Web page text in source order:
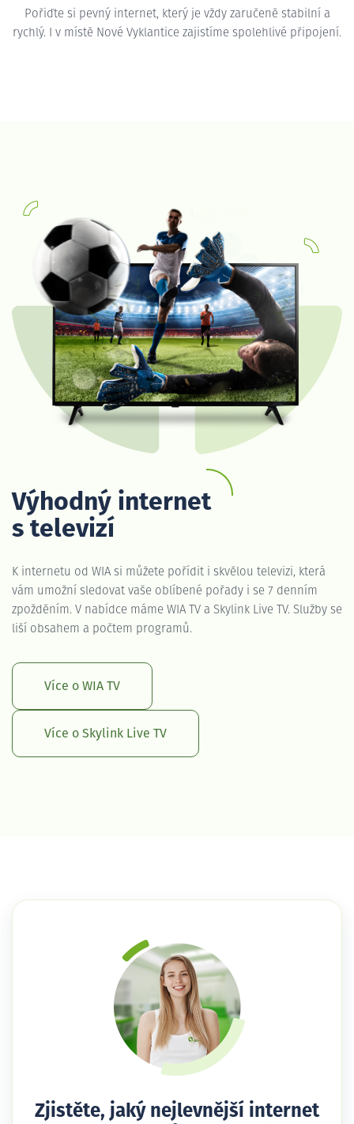
Pořiďte si pevný internet, který je vždy zaručeně stabilní a
rychlý. I v místě Nové Vyklantice zajistíme spolehlivé připojení.
Výhodný internet
s televizí
K internetu od WIA si můžete pořídit i skvělou televizi, která
vám umožní sledovat vaše oblíbené pořady i se 7 denním
zpožděním. V nabídce máme WIA TV a Skylink Live TV. Služby se
liší obsahem a počtem programů.
Více o WIA TV
Více o Skylink Live TV
Zjistěte, jaký nejlevnější internet